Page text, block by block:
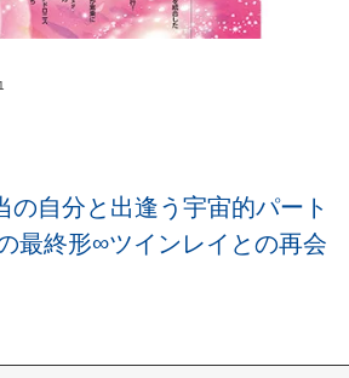
の自分と出逢う宇宙的パート
最終形∞ツインレイとの再会